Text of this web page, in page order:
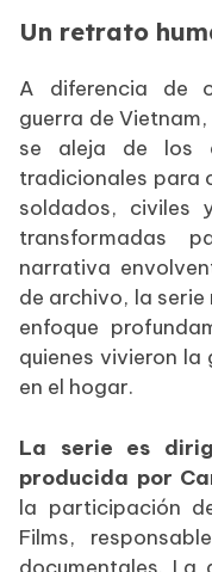
Un retrato
A diferencia de
guerra de
se aleja de los
tradicionales para
soldados, civiles
transformadas
narrativa
de archivo, la
enfoque
quienes vivieron
en el hogar.
La serie es
producida por
la participación
Films,